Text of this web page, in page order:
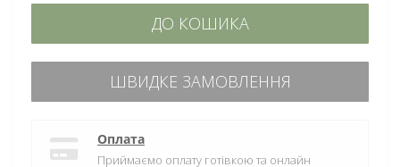
ДО КОШИКА
ШВИДКЕ ЗАМОВЛЕННЯ
Оплата
Приймаємо оплату готівкою та онлайн